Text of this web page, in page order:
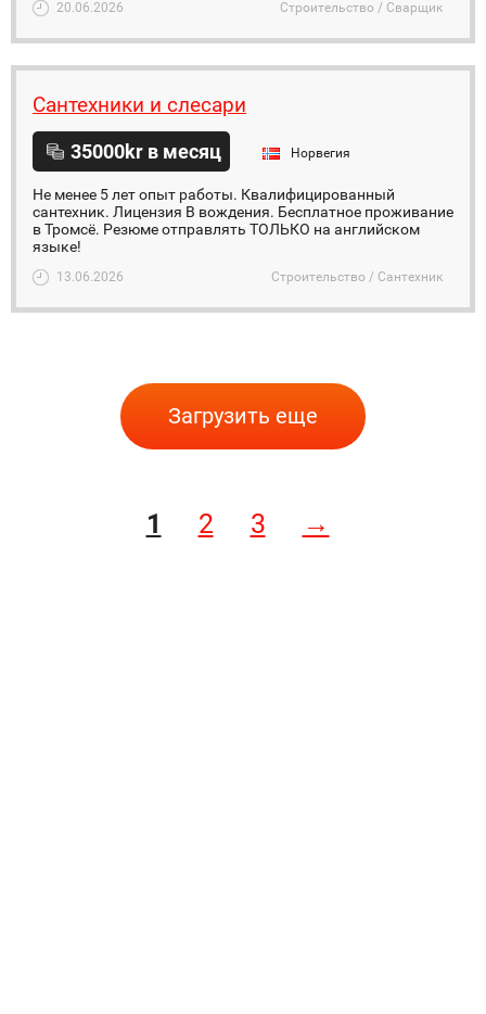
20.06.2026 Строительство / Сварщик
Сантехники и слесари
35000kr в месяц Норвегия
Не менее 5 лет опыт работы. Квалифицированный
сантехник. Лицензия B вождения. Бесплатное проживание
в Тромсё. Резюме отправлять ТОЛЬКО на английском
языке!
13.06.2026 Строительство / Сантехник
Загрузить еще
1 2 3 →